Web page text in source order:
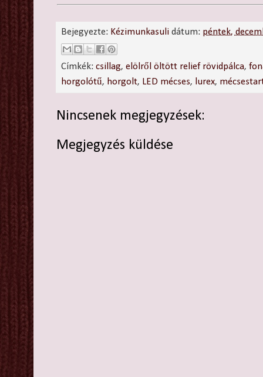
Bejegyezte: Kézimunkasuli dátum: péntek,
Címkék:csillag,elölről öltött relief rövidpálca,
horgolótű, horgolt, LED mécses, lurex,
Nincsenek megjegyzések:
Megjegyzés küldése